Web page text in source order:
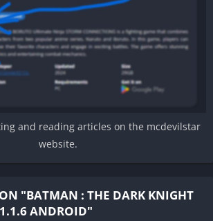
and reading articles on the mcdevilstar
website.
"BATMAN : THE DARK KNIGHT
ANDROID"